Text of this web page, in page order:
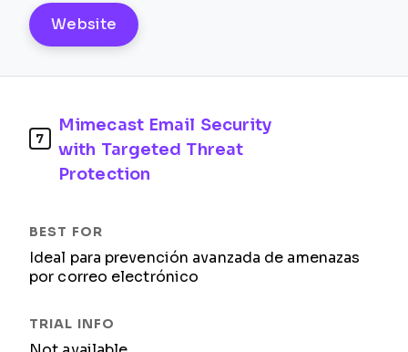
Website
7
Mimecast Email Security
with Targeted Threat
Protection
Ideal para prevención avanzada de amenazas
por correo electrónico